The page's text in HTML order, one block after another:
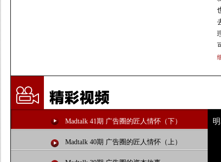
Madtalk 41期 广告圈的匠人情怀（下）
Madtalk 40期 广告圈的匠人情怀（上）